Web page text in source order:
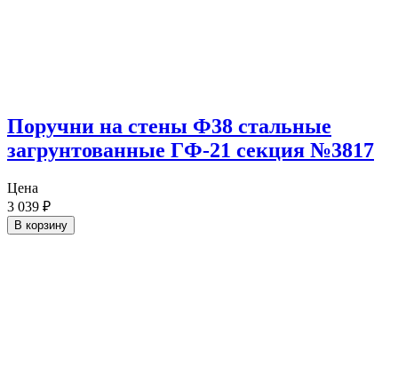
Поручни на стены Ф38 стальные
загрунтованные ГФ-21 секция №3817
Цена
3 039 ₽
В корзину